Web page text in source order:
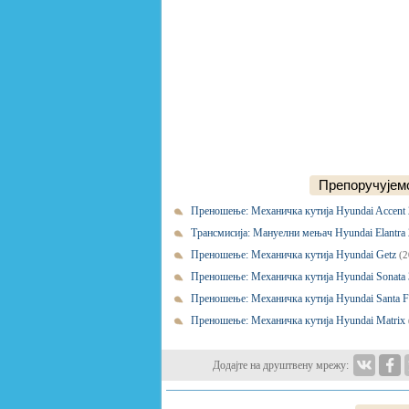
Преношење: Механичка кутија Hyundai
Трансмисија: Мануелни мењач Hyundai
Преношење: Механичка кутија Hyundai Getz
Преношење: Механичка кутија Hyundai
Преношење: Механичка кутија Hyundai Santa
Преношење: Механичка кутија Hyundai Matrix
Додајте на друштвену мрежу: